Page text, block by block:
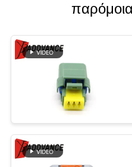
ΠΟΛΙΤΙΚΉ
ΑΠΟΡΡΉΤΟΥ